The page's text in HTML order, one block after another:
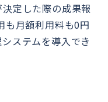
定した際の成果報
も月額利用料も0円
ステムを導入でき